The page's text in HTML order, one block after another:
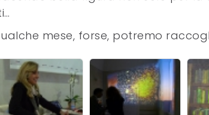
mese, forse, potremo